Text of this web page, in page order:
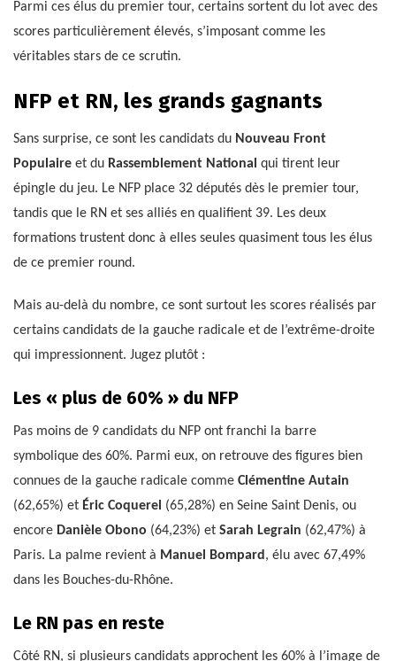
Parmi ces élus du premier tour, certains sortent du lot avec des
scores particulièrement élevés, s’imposant comme les
véritables stars de ce scrutin.
NFP et RN, les grands gagnants
Sans surprise, ce sont les candidats du Nouveau Front
Populaire et du Rassemblement National qui tirent leur
épingle du jeu. Le NFP place 32 députés dès le premier tour,
tandis que le RN et ses alliés en qualifient 39. Les deux
formations trustent donc à elles seules quasiment tous les élus
de ce premier round.
Mais au-delà du nombre, ce sont surtout les scores réalisés par
certains candidats de la gauche radicale et de l’extrême-droite
qui impressionnent. Jugez plutôt :
Les « plus de 60% » du NFP
Pas moins de 9 candidats du NFP ont franchi la barre
symbolique des 60%. Parmi eux, on retrouve des figures bien
connues de la gauche radicale comme Clémentine Autain
(62,65%) et Éric Coquerel (65,28%) en Seine Saint Denis, ou
encore Danièle Obono (64,23%) et Sarah Legrain (62,47%) à
Paris. La palme revient à Manuel Bompard , élu avec 67,49%
dans les Bouches-du-Rhône.
Le RN pas en reste
Côté RN, si plusieurs candidats approchent les 60% à l’image de